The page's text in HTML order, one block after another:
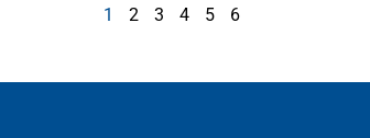
1 2 3 4 5 6